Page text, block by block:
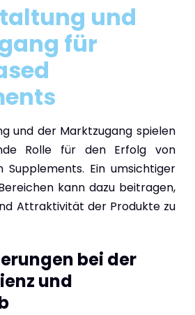
und
für
und der Marktzugang spielen
Rolle für den Erfolg von
Supplements. Ein umsichtiger
kann dazu beitragen,
Attraktivität der Produkte zu
bei der
und